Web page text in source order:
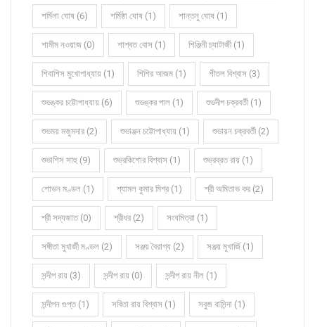
শর্মিলা ঘোষ (6) শর্মিষ্ঠা ঘোষ (1) শান্তনু ঘোষ (1)
শামীম নওয়াজ (0) শাশ্বত বোস (1) শিঞ্জিনী চ্যাটার্জী (1)
শিবাশিস মুখোপাধ্যায় (1) শিশির আজম (1) শীতল বিশ্বাস (3)
শুভঙ্কর চট্টোপাধ্যায় (6) শুভঙ্কর পাল (1) শুভদীপ চক্রবর্তী (1)
শুভময় মজুমদার (2) শুভাঞ্জন চট্টোপাধ্যায় (1) শুভায়ন চক্রবর্তী (2)
শুভাশিস সাহু (9) শুভ্রকিশোর বিশ্বাস (1) শুভ্রব্রত রায় (1)
শোভন মণ্ডল (1) শ্যামল কুমার মিশ্র (1) শ্রী অমিতাভ কর (2)
শ্রী সদ্যজাত (0) শ্রীধর (2) সংঘমিত্রা (1)
সঙ্গীতা মুখার্জী মণ্ডল (2) সঞ্জয় বৈরাগ্য (2) সঞ্জয় মুখার্জি (1)
সন্দীপ রায় (3) সন্দীপ রায় (0) সন্দীপ রায় নীল (1)
সন্দীপন গুপ্ত (1) সবিতা রায় বিশ্বাস (1) সবুজ বাসিন্দা (1)